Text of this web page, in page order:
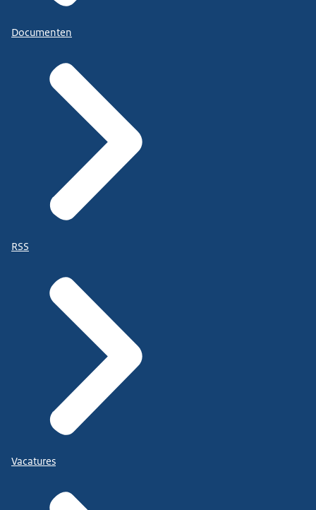
Documenten
RSS
Vacatures